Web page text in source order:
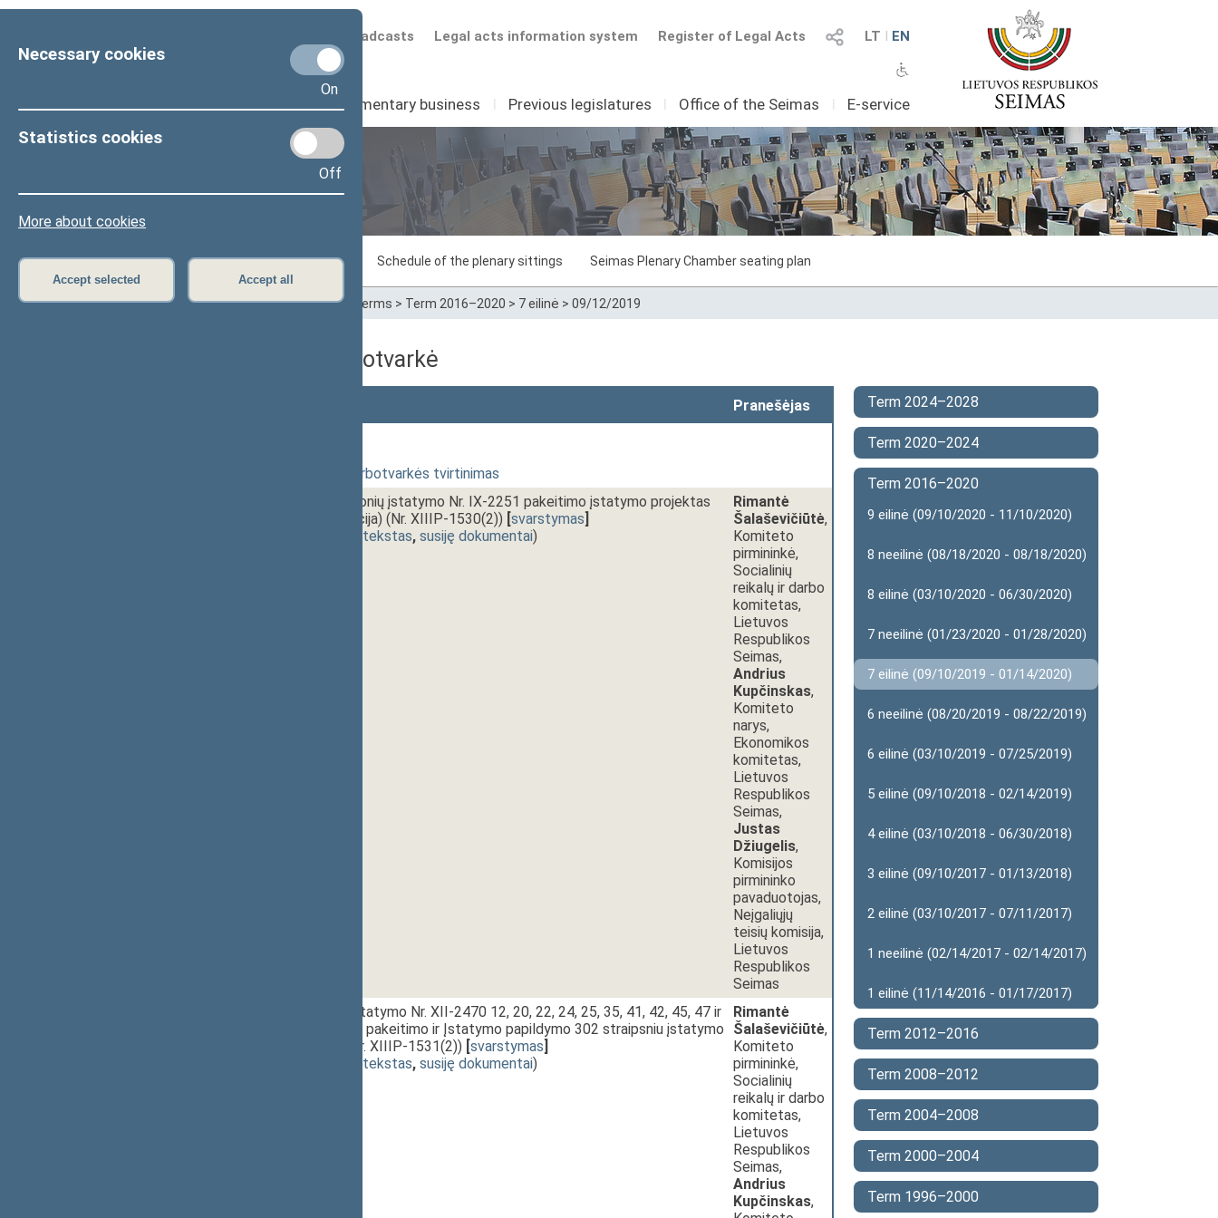
Necessary cookies
On
Statistics cookies
Off
More about cookies
Accept selected Accept all
LT I EN
Register of Legal Acts
Legal acts information system
Scheduled broadcasts
Seimas I Parliamentary business I Previous legislatures I Office of the Seimas I E-service
Sitting in progress Plenary sittings Schedule of the plenary sittings Seimas Plenary Chamber seating plan
Home>Plenary sittings>Parliamentary terms > Term 2016–2020 > 7 eilinė > 09/12/2019
09/12/2019 dienos darbotvarkė
Pranešėjas
Posėdžio darbotvarkės tvirtinimas
Socialinių įmonių įstatymo Nr. IX-2251 pakeitimo įstatymo projektas
(nauja redakcija) (Nr. XIIIP-1530(2)) [svarstymas]
dokumento tekstas, susiję dokumentai)
Rimantė
Šalaševičiūtė,
Komiteto
pirmininkė,
Socialinių
reikalų ir darbo
komitetas,
Lietuvos
Respublikos
Seimas,
Andrius
Kupčinskas,
Komiteto
narys,
Ekonomikos
komitetas,
Lietuvos
Respublikos
Seimas,
Justas
Džiugelis,
Komisijos
pirmininko
pavaduotojas,
Neįgaliųjų
teisių komisija,
Lietuvos
Respublikos
Seimas
Užimtumo įstatymo Nr. XII-2470 12, 20, 22, 24, 25, 35, 41, 42, 45, 47 ir
48 straipsnių pakeitimo ir Įstatymo papildymo 302 straipsniu įstatymo
projektas (Nr. XIIIP-1531(2)) [svarstymas]
dokumento tekstas, susiję dokumentai)
Rimantė
Šalaševičiūtė,
Komiteto
pirmininkė,
Socialinių
reikalų ir darbo
komitetas,
Lietuvos
Respublikos
Seimas,
Andrius
Kupčinskas,
Term 2024–2028
Term 2020–2024
Term 2016–2020
9 eilinė (09/10/2020 - 11/10/2020)
8 neeilinė (08/18/2020 - 08/18/2020)
8 eilinė (03/10/2020 - 06/30/2020)
7 neeilinė (01/23/2020 - 01/28/2020)
7 eilinė (09/10/2019 - 01/14/2020)
6 neeilinė (08/20/2019 - 08/22/2019)
6 eilinė (03/10/2019 - 07/25/2019)
5 eilinė (09/10/2018 - 02/14/2019)
4 eilinė (03/10/2018 - 06/30/2018)
3 eilinė (09/10/2017 - 01/13/2018)
2 eilinė (03/10/2017 - 07/11/2017)
1 neeilinė (02/14/2017 - 02/14/2017)
1 eilinė (11/14/2016 - 01/17/2017)
Term 2012–2016
Term 2008–2012
Term 2004–2008
Term 2000–2004
Term 1996–2000